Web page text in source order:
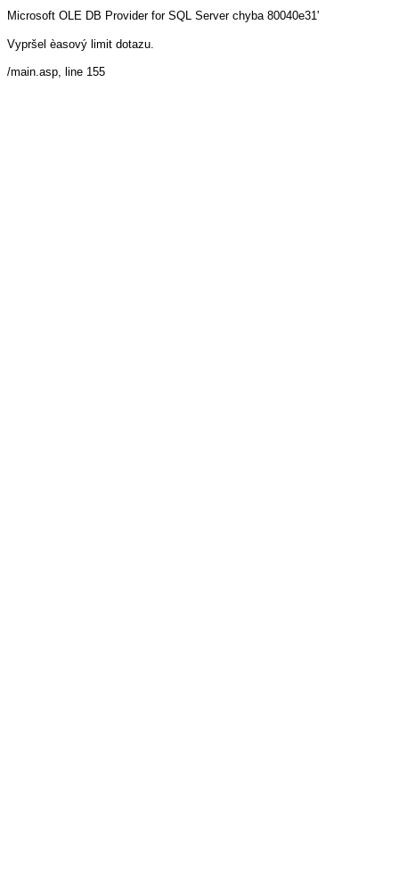
Microsoft OLE DB Provider for SQL Server chyba 80040e31'
Vypršel èasový limit dotazu.
/main.asp, line 155